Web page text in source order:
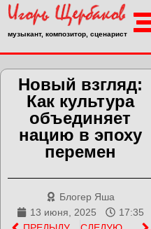
музыкант, композитор, сценарист
Новый взгляд:
Как культура
объединяет
нацию в эпоху
перемен
Блогер Яша
13 июня, 2025
17:35